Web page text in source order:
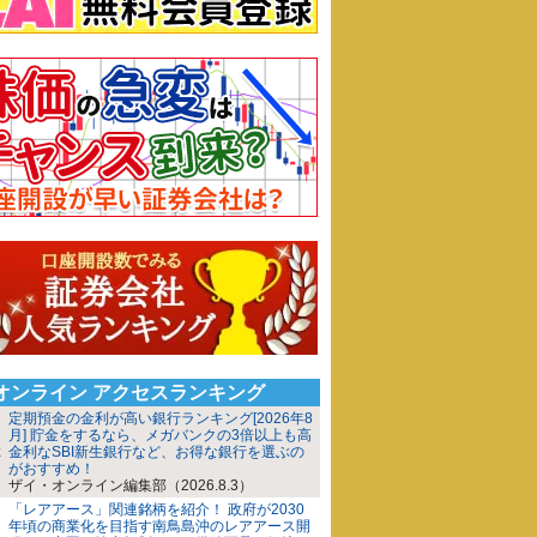
ンライン アクセスランキング
定期預金の金利が高い銀行ランキング[2026年8
月] 貯金をするなら、メガバンクの3倍以上も高
金利なSBI新生銀行など、お得な銀行を選ぶの
がおすすめ！
ザイ・オンライン編集部（2026.8.3）
「レアアース」関連銘柄を紹介！ 政府が2030
年頃の商業化を目指す南鳥島沖のレアアース開